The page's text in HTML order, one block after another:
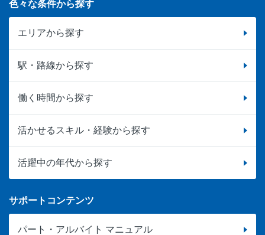
色々な条件から探す
エリアから探す
駅・路線から探す
働く時間から探す
活かせるスキル・経験から探す
活躍中の年代から探す
サポートコンテンツ
パート・アルバイト マニュアル